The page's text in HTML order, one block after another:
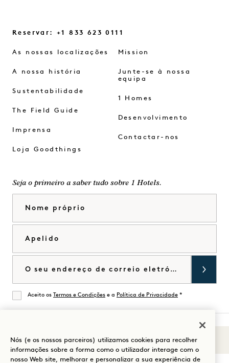
Sons de 1
Reservar: +1 833 623 0111
As nossas localizações
A nossa história
Sustentabilidade
The Field Guide
Imprensa
Loja Goodthings
Mission
Junte-se à nossa
equipa
1 Homes
Desenvolvimento
Contactar-nos
Seja o primeiro a saber tudo sobre 1 Hotels.
De acordo
Aceito os Termos e Condições e a Política de Privacidade *
Visitar
1
Visitar
1
1
Visitar
1
Visitar
1
Visitar
1
Guia para a sua estadia
Nós (e os nossos parceiros) utilizamos cookies para recolher
informações sobre a forma como o utilizador interage com o
nosso Web site, melhorar e personalizar a sua experiência de